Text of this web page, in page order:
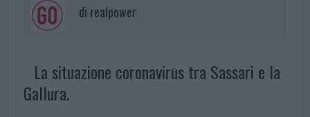
di realpower
La situazione coronavirus tra Sassari e la
Gallura.